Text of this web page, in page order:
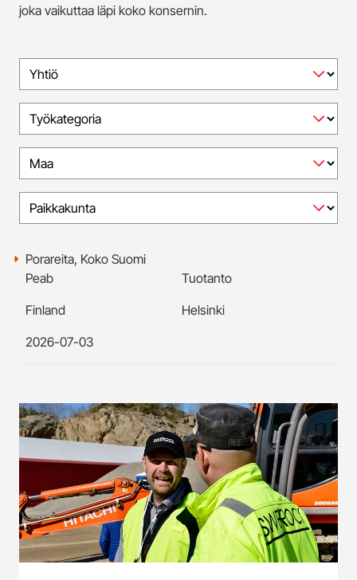
joka vaikuttaa läpi koko konsernin.
Porareita, Koko Suomi
Peab
Tuotanto
Finland
Helsinki
2026-07-03